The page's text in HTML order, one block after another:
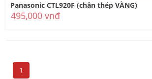
Panasonic CTL920F (chân thép VÀNG)
495,000 vnđ
1